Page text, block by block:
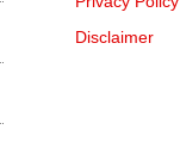
Disclaimer